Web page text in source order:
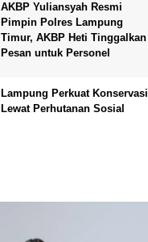
AKBP Yuliansyah Resmi
Pimpin Polres Lampung
Timur, AKBP Heti Tinggalkan
Pesan untuk Personel
Lampung Perkuat Konservasi
Lewat Perhutanan Sosial